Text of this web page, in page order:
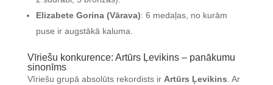
Elizabete Gorina (Vārava): 6 medaļas, no kurām
puse ir augstākā kaluma
Vīriešu konkurence: Artūrs Ļevikins – panākumu
sinonīms
Vīriešu grupā absolūts rekordists ir Artūrs Ļevikins Ar